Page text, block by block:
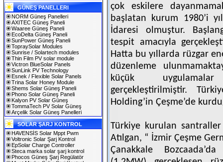
GÜNEŞ PANELLERI
NORM Güneş Panelleri
AXITEC Güneş Paneli
Waaree Güneş Paneli
EcoDelta Güneş Paneli
SunPower Güneş Paneli
TopraySolar Modules
Sunrise / Solartech modules
Thin Film PV solar module
Victron BlueSolar Panels
SunLink PV Technology
Esnek / Flexible Solar Panels
Trina Solar Honey Module
Shems Solar Güneş Paneli
Phono Solar Güneş Paneli
Kalyon PV Solar Güneş
TommaTech PV Solar Güneş
Arçelik Solar Güneş Panelleri
SOLAR ŞARJ KONTROL
HAVENSİS Solar Mppt Pwm
Voltronic Solar Şarj Kontrol
EpSolar Charge Controller
Steca marka solar şarj kontrol
Phocos Güneş Şarj Regülatör
çok eskilere
başlatan kurum 1980’i
İdaresi olmuştur.
tespit amacıyla
Hatta bu yıllarda rüzgar
düzenleme
küçük
gerçekleştirilmiştir.
Holding’in Çeşme’de
Türkiye kurulan
Atılgan, “ İzmir Çeşme
Çanakkale